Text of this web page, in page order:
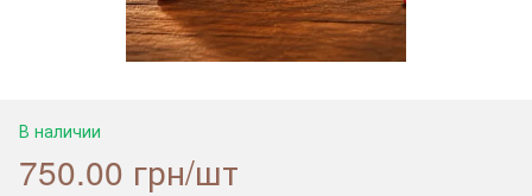
В наличии
750.00 грн/шт